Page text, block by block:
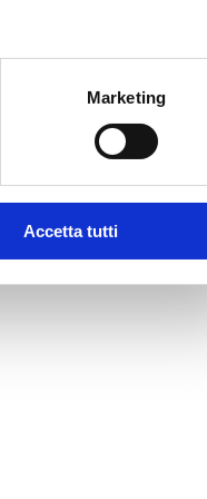
Marketing
Accetta tutti